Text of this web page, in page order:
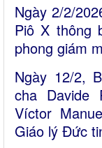
Ngày 2/2/
Piô X thông
phong giám
Ngày 12/2,
cha Davide
Víctor
Giáo lý Đức